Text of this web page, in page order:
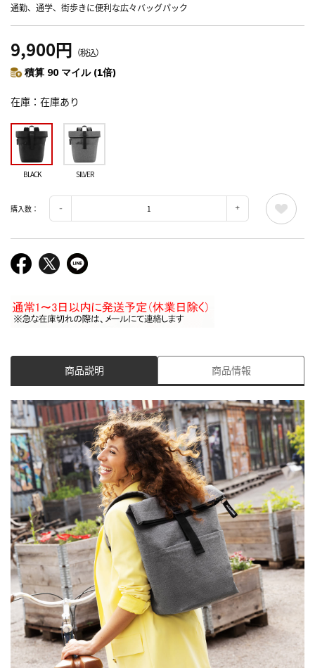
通勤、通学、街歩きに便利な広々バッグパック
9,900円 （税込）
積算 90 マイル (1倍)
在庫 在庫あり
BLACK SILVER
購入数：
商品説明 商品情報